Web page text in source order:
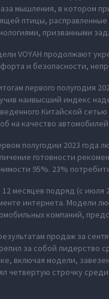
мышления, в котором
птицы,
призванными
VOYAH продолжают
и безопасности,
первого полугодия
наивысший индекс
Китайской
на качество автомобилей
полугодии 2023 года
готовности
95%. 23%
месяцев подряд (с июля
интернета. Модели
компаний,
продаж за
за собой лидерство
включая модели,
четвертую строчку